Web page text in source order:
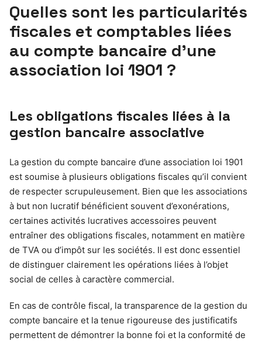
Quelles sont les particularités
fiscales et comptables liées
au compte bancaire d’une
association loi 1901 ?
Les obligations fiscales liées à la
gestion bancaire associative
La gestion du compte bancaire d’une association loi 1901
est soumise à plusieurs obligations fiscales qu’il convient
de respecter scrupuleusement. Bien que les associations
à but non lucratif bénéficient souvent d’exonérations,
certaines activités lucratives accessoires peuvent
entraîner des obligations fiscales, notamment en matière
de TVA ou d’impôt sur les sociétés. Il est donc essentiel
de distinguer clairement les opérations liées à l’objet
social de celles à caractère commercial.
En cas de contrôle fiscal, la transparence de la gestion du
compte bancaire et la tenue rigoureuse des justificatifs
permettent de démontrer la bonne foi et la conformité de